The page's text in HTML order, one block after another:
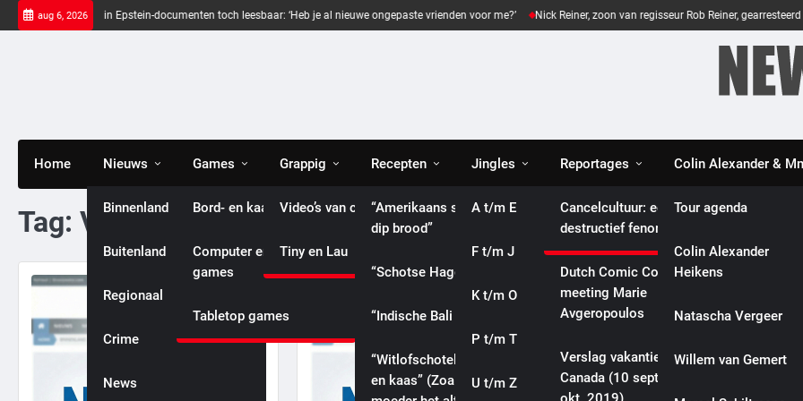
Skip
to
aug 6, 2026
balken in Epstein-documenten toch leesbaar: ‘Heb je al nieuwe ongepaste vrienden voor me?’ Nick Reiner, zoon van regisseur Rob Reiner, gearresteerd na
Home Nieuws
Binnenland
Buitenland
Regionaal
International
Crime
News
Entertainment
Games
Bord- en kaartspellen
Computer en console
games
Tabletop games
Grappig
Video’s van celebrities
Tiny en Lau
Recepten
“Amerikaans spinazie
dip brood”
“Schotse Haggis”
“Indische Bali Ikan”
“Witlofschotel met ham
en kaas” (Zoals mijn
Jingles
A t/m E
F t/m J
K t/m O
P t/m T
U t/m Z
Reportages
Eveline gaat diep:
culturele reportages
Cancelcultuur: een
destructief fenomeen
Dutch Comic Con 2019:
meeting Marie
Avgeropoulos
Verslag vakantie
Canada (10 sept. – 5
Colin Alexander &
Tour agenda
Biografieën
Colin Alexander
Heikens
Natascha Vergeer
Willem van Gemert
Tag: VS
INTERNATIONAL POLITICS